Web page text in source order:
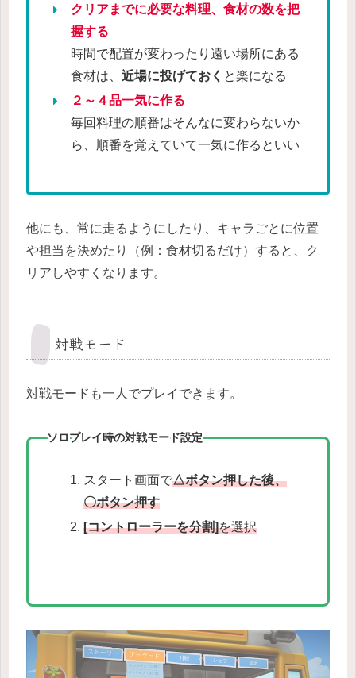
クリアまでに必要な料理、食材の数を把
握する
時間で配置が変わったり遠い場所にある
食材は、近場に投げておく と楽になる
２～４品一気に作る
毎回料理の順番はそんなに変わらないか
ら、順番を覚えていて一気に作るといい
他にも、常に走るようにしたり、キャラごとに位置
や担当を決めたり（例：食材切るだけ）すると、ク
リアしやすくなります。
対戦モード
対戦モードも一人でプレイできます。
ソロプレイ時の対戦モード設定
スタート画面で△ボタン押した後、
〇ボタン押す
[コントローラーを分割]を選択